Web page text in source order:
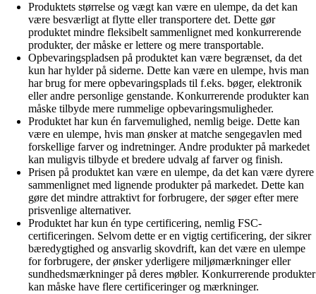
Produktets størrelse og vægt kan være en ulempe, da det kan
være besværligt at flytte eller transportere det. Dette gør
produktet mindre fleksibelt sammenlignet med konkurrerende
produkter, der måske er lettere og mere transportable.
Opbevaringspladsen på produktet kan være begrænset, da det
kun har hylder på siderne. Dette kan være en ulempe, hvis man
har brug for mere opbevaringsplads til f.eks. bøger, elektronik
eller andre personlige genstande. Konkurrerende produkter kan
måske tilbyde mere rummelige opbevaringsmuligheder.
Produktet har kun én farvemulighed, nemlig beige. Dette kan
være en ulempe, hvis man ønsker at matche sengegavlen med
forskellige farver og indretninger. Andre produkter på markedet
kan muligvis tilbyde et bredere udvalg af farver og finish.
Prisen på produktet kan være en ulempe, da det kan være dyrere
sammenlignet med lignende produkter på markedet. Dette kan
gøre det mindre attraktivt for forbrugere, der søger efter mere
prisvenlige alternativer.
Produktet har kun én type certificering, nemlig FSC-
certificeringen. Selvom dette er en vigtig certificering, der sikrer
bæredygtighed og ansvarlig skovdrift, kan det være en ulempe
for forbrugere, der ønsker yderligere miljømærkninger eller
sundhedsmærkninger på deres møbler. Konkurrerende produkter
kan måske have flere certificeringer og mærkninger.